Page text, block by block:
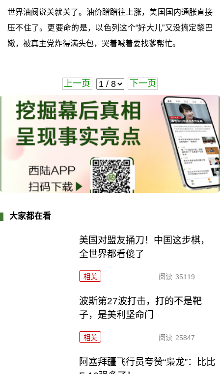
世界油阀说关就关了。油价蹭蹭往上涨，美国国内通胀直接
压不住了。更要命的是，以色列这个“好大儿”又没搞定黎巴
嫩，被真主党炸得满头包，哭着喊着要找爹帮忙。
上一页 下一页
大家都在看
美国对盟友捅刀！中国这步棋，
全世界都看傻了
相关 阅读 35119
波斯第27波打击，打的不是靶
子，是美利坚命门
相关 阅读 25847
阿塞拜疆飞行员夸赞“枭龙”：比比